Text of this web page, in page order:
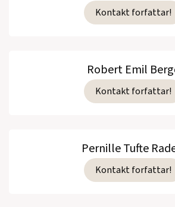
Kontakt forfattar!
Robert Emil
Kontakt forfattar!
Pernille Tufte
Kontakt forfattar!